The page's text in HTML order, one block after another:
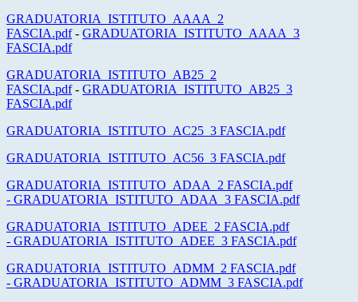
GRADUATORIA_ISTITUTO_AAAA_2
FASCIA.pdf- GRADUATORIA_ISTITUTO_AAAA_3
FASCIA.pdf
GRADUATORIA_ISTITUTO_AB25_2
FASCIA.pdf- GRADUATORIA_ISTITUTO_AB25_3
FASCIA.pdf
GRADUATORIA_ISTITUTO_AC25_3 FASCIA.pdf
GRADUATORIA_ISTITUTO_AC56_3 FASCIA.pdf
GRADUATORIA_ISTITUTO_ADAA_2 FASCIA.pdf
- GRADUATORIA_ISTITUTO_ADAA_3 FASCIA.pdf
GRADUATORIA_ISTITUTO_ADEE_2 FASCIA.pdf
- GRADUATORIA_ISTITUTO_ADEE_3 FASCIA.pdf
GRADUATORIA_ISTITUTO_ADMM_2 FASCIA.pdf
- GRADUATORIA_ISTITUTO_ADMM_3 FASCIA.pdf